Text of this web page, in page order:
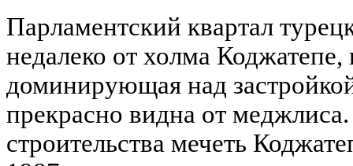
Парламентский квартал
недалеко от холма
доминирующая над
прекрасно видна от
строительства мечеть